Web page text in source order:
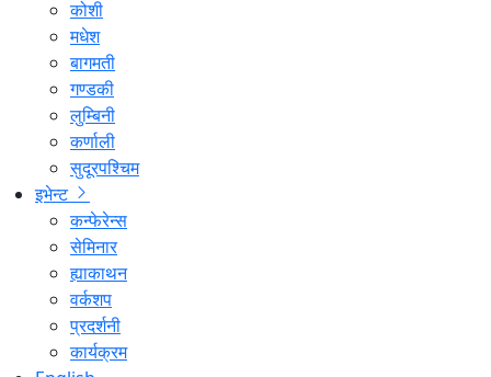
कोशी
मधेश
बागमती
गण्डकी
लुम्बिनी
कर्णाली
सुदूरपश्चिम
इभेन्ट
कन्फेरेन्स
सेमिनार
ह्याकाथन
वर्कशप
प्रदर्शनी
कार्यक्रम